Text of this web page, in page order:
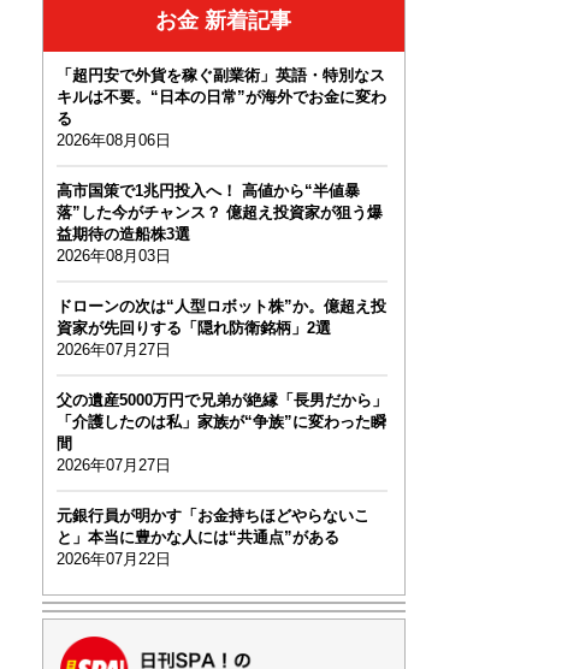
お金 新着記事
「超円安で外貨を稼ぐ副業術」英語・特別なス
キルは不要。“日本の日常”が海外でお金に変わ
る
2026年08月06日
高市国策で1兆円投入へ！ 高値から“半値暴
落”した今がチャンス？ 億超え投資家が狙う爆
益期待の造船株3選
2026年08月03日
ドローンの次は“人型ロボット株”か。億超え投
資家が先回りする「隠れ防衛銘柄」2選
2026年07月27日
父の遺産5000万円で兄弟が絶縁「長男だから」
「介護したのは私」家族が“争族”に変わった瞬
間
2026年07月27日
元銀行員が明かす「お金持ちほどやらないこ
と」本当に豊かな人には“共通点”がある
2026年07月22日